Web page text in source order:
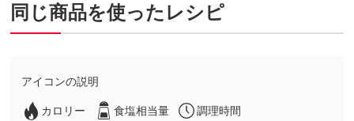
同じ商品を使ったレシピ
アイコンの説明
カロリー 食塩相当量 調理時間